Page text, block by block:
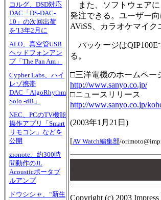
コルグ、DSD対応
DAC「DS-DAC-
10」の次回出荷
を'13年2月に
ALO、真空管USB
ヘッドフォンアン
プ「The Pan Am」
Cypher Labs、ハイ
レゾ携帯
DAC「AlgoRhythm
Solo -dB」
NEC、PCのTV機能
操作アプリ「Smart
リモコン」などを
公開
zionote、約300時
間動作のJL
Acousticポータブ
ルアンプ
ドウシシャ、“新生
また、ソフトウェアに
発注できる。ユーザー向
AViSS、カラオケマイク
パッケージはQIP100E
る。
□三洋電機のホームペー
http://www.sanyo.co.jp/
□ニュースリリース
http://www.sanyo.co.jp/
(2003年1月21日)
[AV Watch編集部/
Copyright (c) 2003